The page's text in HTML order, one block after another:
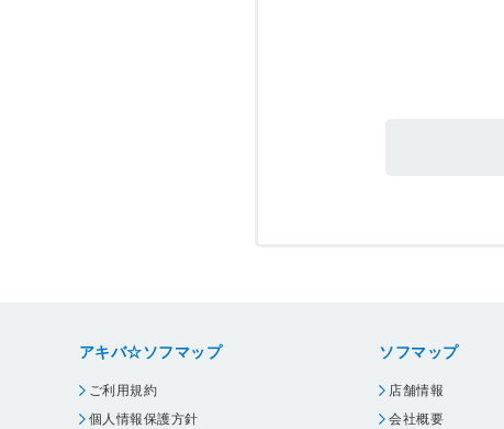
アキバ☆ソフマップ
ご利用規約
個人情報保護方針
ソフマップ
店舗情報
会社概要